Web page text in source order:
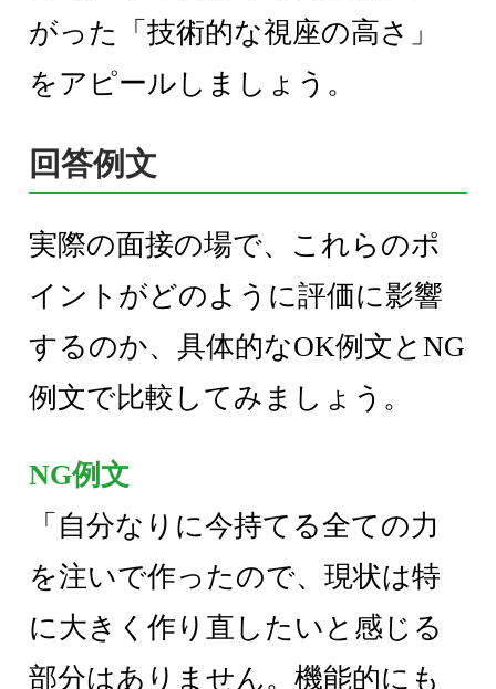
がった「技術的な視座の高さ」
をアピールしましょう。
回答例文
実際の面接の場で、これらのポ
イントがどのように評価に影響
するのか、具体的なOK例文とNG
例文で比較してみましょう。
NG例文
「自分なりに今持てる全ての力
を注いで作ったので、現状は特
に大きく作り直したいと感じる
部分はありません。機能的にも